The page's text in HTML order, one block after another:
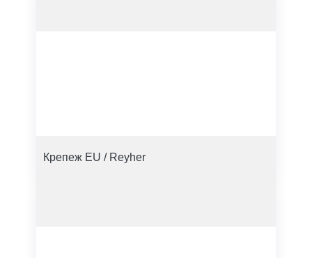
Крепеж EU / Reyher